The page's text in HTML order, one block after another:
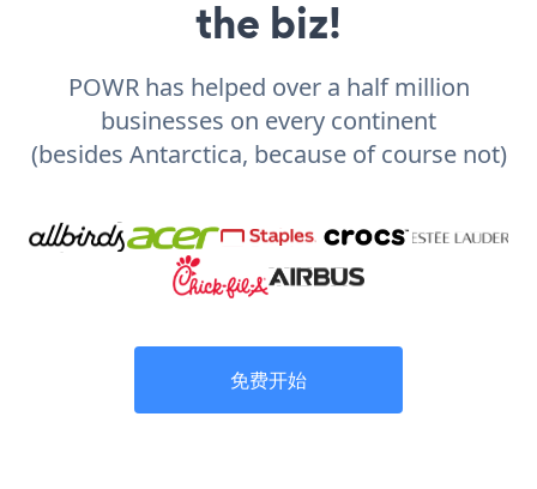
the biz!
POWR has helped over a half million
businesses on every continent
(besides Antarctica, because of course not)
免费开始